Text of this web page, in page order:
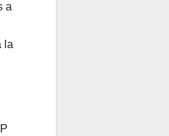
a
la